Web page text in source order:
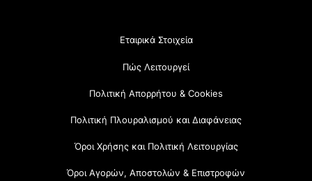
Εταιρικά Στοιχεία
Πώς Λειτουργεί
Πολιτική Απορρήτου & Cookies
Πολιτική Πλουραλισμού και Διαφάνειας
Όροι Χρήσης και Πολιτική Λειτουργίας
Όροι Αγορών, Αποστολών & Επιστροφών